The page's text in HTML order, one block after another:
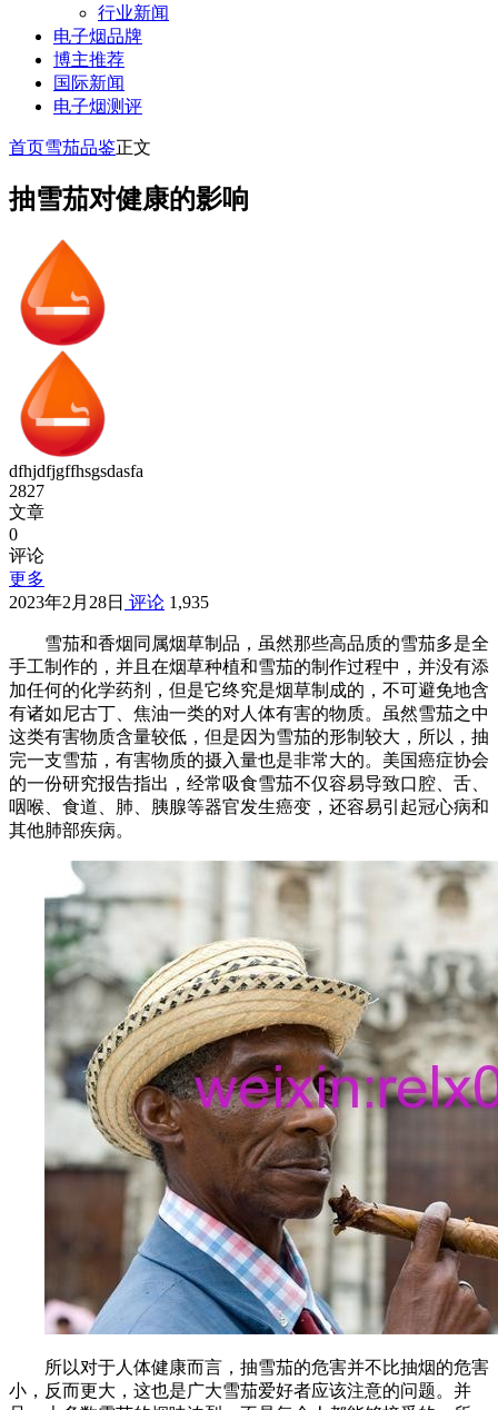
行业新闻
电子烟品牌
博主推荐
国际新闻
电子烟测评
首页雪茄品鉴正文
抽雪茄对健康的影响
dfhjdfjgffhsgsdasfa
2827
文章
0
评论
更多
2023年2月28日 评论 1,935
雪茄和香烟同属烟草制品，虽然那些高品质的雪茄多是全
手工制作的，并且在烟草种植和雪茄的制作过程中，并没有添
加任何的化学药剂，但是它终究是烟草制成的，不可避免地含
有诸如尼古丁、焦油一类的对人体有害的物质。虽然雪茄之中
这类有害物质含量较低，但是因为雪茄的形制较大，所以，抽
完一支雪茄，有害物质的摄入量也是非常大的。美国癌症协会
的一份研究报告指出，经常吸食雪茄不仅容易导致口腔、舌、
咽喉、食道、肺、胰腺等器官发生癌变，还容易引起冠心病和
其他肺部疾病。
所以对于人体健康而言，抽雪茄的危害并不比抽烟的危害
小，反而更大，这也是广大雪茄爱好者应该注意的问题。并